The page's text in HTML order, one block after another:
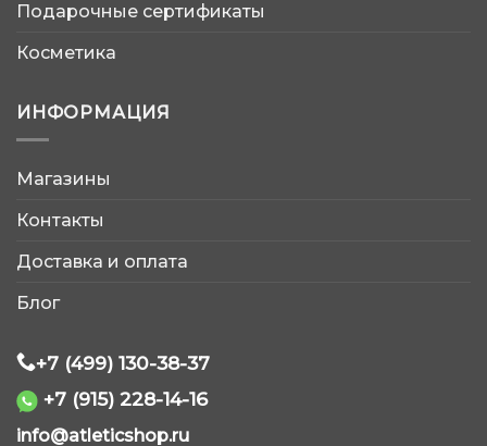
Подарочные сертификаты
Косметика
ИНФОРМАЦИЯ
Магазины
Контакты
Доставка и оплата
Блог
+7 (499) 130-38-37
+7 (915) 228-14-16
info@atleticshop.ru